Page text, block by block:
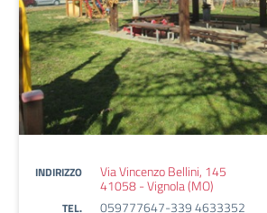
INDIRIZZO Via Vincenzo Bellini, 145
41058 - Vignola (MO)
TEL. 059777647-339 4633352